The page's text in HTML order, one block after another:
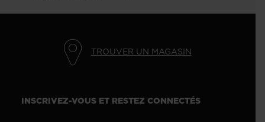
TROUVER UN MAGASIN
INSCRIVEZ-VOUS ET RESTEZ CONNECTÉS